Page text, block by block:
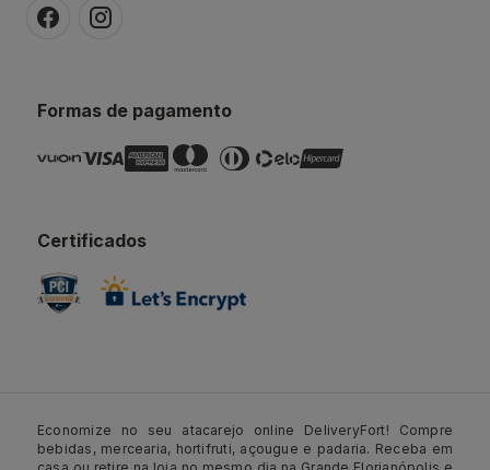
Formas de pagamento
Certificados
Economize no seu atacarejo online DeliveryFort! Compre
bebidas, mercearia, hortifruti, açougue e padaria. Receba em